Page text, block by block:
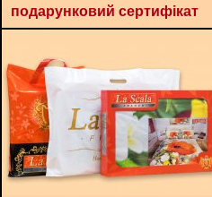
подарунковий сертифікат